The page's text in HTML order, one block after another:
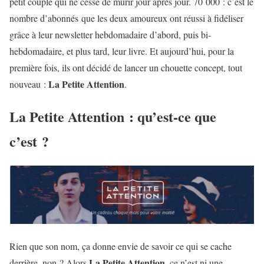
nombre d’abonnés que les deux amoureux ont réussi à fidéliser
grâce à leur newsletter hebdomadaire d’abord, puis bi-
hebdomadaire, et plus tard, leur livre. Et aujourd’hui, pour la
première fois, ils ont décidé de lancer un chouette concept, tout
nouveau : La Petite Attention.
La Petite Attention : qu’est-ce que
c’est ?
Rien que son nom, ça donne envie de savoir ce qui se cache